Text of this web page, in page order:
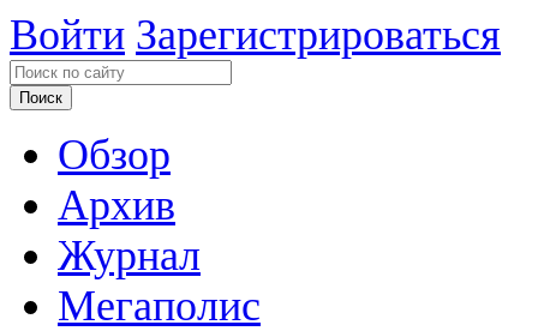
Войти Зарегистрироваться
Обзор
Архив
Журнал
Мегаполис